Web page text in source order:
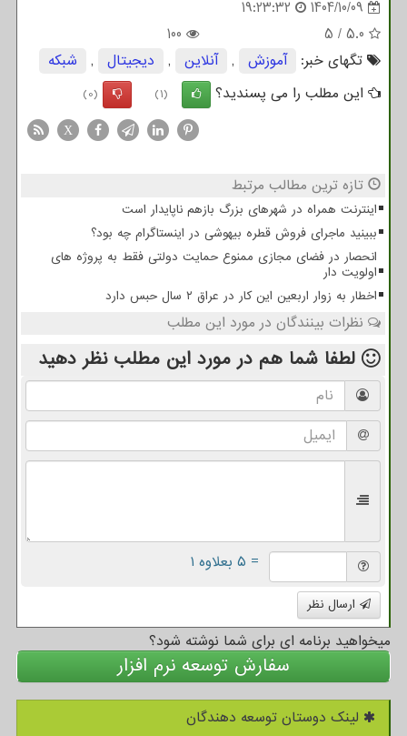
1404/10/09
19:23:32
5.0
/
5
100
تگهای خبر:
آموزش , آنلاین , دیجیتال ,
شبكه
این مطلب را می پسندید؟
(1)
(0)
X
تازه ترین مطالب مرتبط
اینترنت همراه در شهرهای بزرگ بازهم ناپایدار است
ببینید ماجرای فروش قطره بیهوشی در اینستاگرام چه بود؟
انحصار در فضای مجازی ممنوع حمایت دولتی فقط به پروژه های
اولویت دار
اخطار به زوار اربعین این کار در عراق ۲ سال حبس دارد
نظرات بینندگان در مورد این مطلب
لطفا شما هم در مورد این مطلب نظر دهید
= ۵ بعلاوه ۱
ارسال نظر
میخواهید برنامه ای برای شما نوشته شود؟
سفارش توسعه نرم افزار
لینک دوستان توسعه دهندگان